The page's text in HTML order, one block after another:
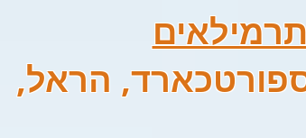
הראל,